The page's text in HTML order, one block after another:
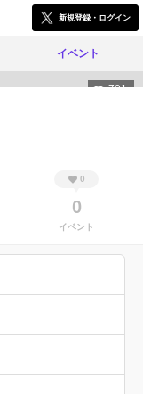
新規登録・ログイン
イベント
791
0
0
イベント